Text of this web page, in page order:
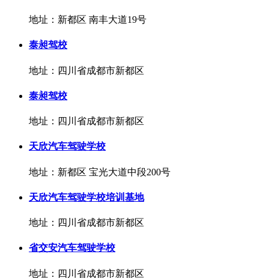
地址：新都区 南丰大道19号
泰昶驾校
地址：四川省成都市新都区
泰昶驾校
地址：四川省成都市新都区
天欣汽车驾驶学校
地址：新都区 宝光大道中段200号
天欣汽车驾驶学校培训基地
地址：四川省成都市新都区
省交安汽车驾驶学校
地址：四川省成都市新都区